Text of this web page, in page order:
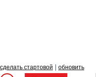
сделать стартовой обновить